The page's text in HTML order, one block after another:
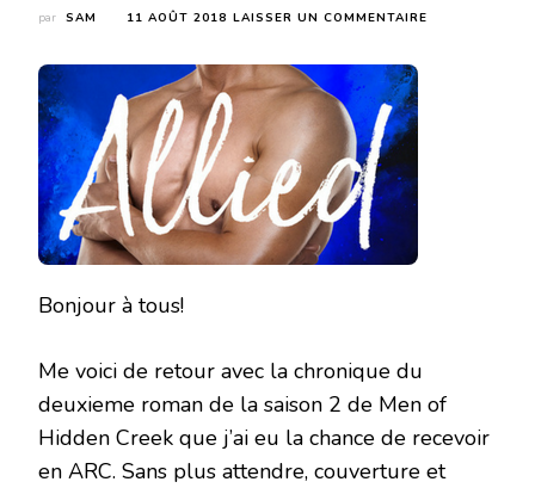
par SAM 11 AOÛT 2018 LAISSER UN COMMENTAIRE
Bonjour à tous!
Me voici de retour avec la chronique du
deuxieme roman de la saison 2 de Men of
Hidden Creek que j’ai eu la chance de recevoir
en ARC. Sans plus attendre, couverture et